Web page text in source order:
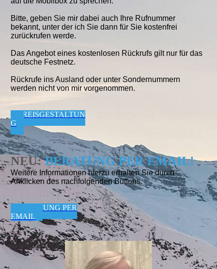
Bitte, geben Sie mir dabei auch Ihre Rufnummer
bekannt, unter der ich Sie dann für Sie kostenfrei
zurückrufen werde.
Das Angebot eines kostenlosen Rückrufs gilt nur für das
deutsche Festnetz.
Rückrufe ins Ausland oder unter Sondernummern
werden nicht von mir vorgenommen.
PREISGESTALTUN
G
NEU:BERATUNG PER EMAIL!
Weitere Informationen hierzu erhalten Sie durch
Anklicken des nachfolgenden Buttons.
BERATUNG PER
EMAIL